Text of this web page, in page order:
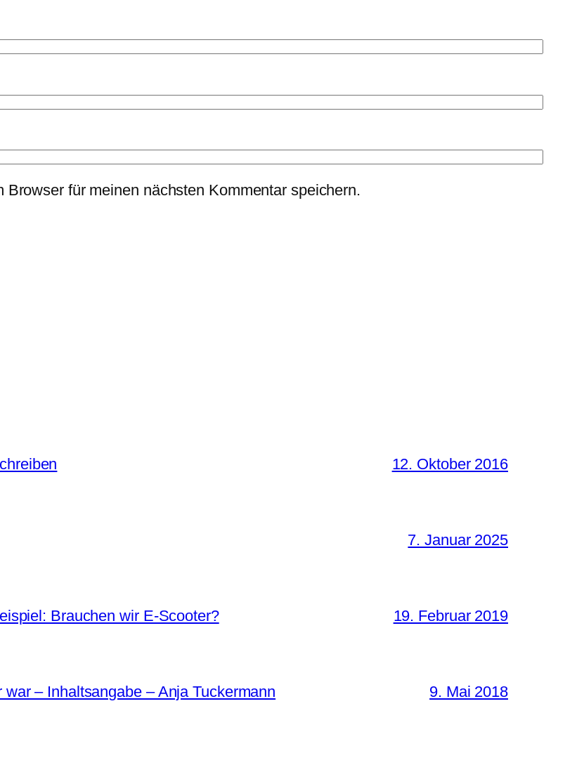
für meinen nächsten Kommentar speichern.
12. Oktober 2016
7. Januar 2025
Brauchen wir E-Scooter? 19. Februar 2019
– Inhaltsangabe – Anja Tuckermann 9. Mai 2018